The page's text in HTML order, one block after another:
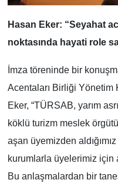
Hasan Eker: “Seyahat
noktasında hayati role
İmza töreninde bir
Acentaları Birliği Yönetim
Eker, “TÜRSAB, yarım
köklü turizm meslek
aşan üyemizden
kurumlarla üyelerimiz için
Bu anlaşmalardan bir